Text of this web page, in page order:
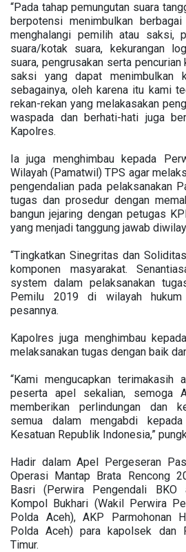
“Pada tahap pemungutan suara
berpotensi menimbulkan
menghalangi pemilih atau saksi,
suara/kotak suara, kekurangan
suara, pengrusakan serta
saksi yang dapat menimbulkan
sebagainya, oleh karena itu kami
rekan-rekan yang melakasakan
waspada dan berhati-hati juga
Kapolres.
Ia juga menghimbau kepada
Wilayah (Pamatwil) TPS agar
pengendalian pada pelaksanakan
tugas dan prosedur dengan
bangun jejaring dengan petugas
yang menjadi tanggung jawab
“Tingkatkan Sinegritas dan
komponen masyarakat.
system dalam pelaksanakan
Pemilu 2019 di wilayah hukum
pesannya.
Kapolres juga menghimbau
melaksanakan tugas dengan baik
“Kami mengucapkan terimakasih
peserta apel sekalian, semoga
memberikan perlindungan dan
semua dalam mengabdi
Kesatuan Republik Indonesia,”
Hadir dalam Apel Pergeseran
Operasi Mantap Brata Rencong
Basri (Perwira Pengendali BKO
Kompol Bukhari (Wakil Perwira
Polda Aceh), AKP Parmohonan
Polda Aceh) para kapolsek dan
Timur.